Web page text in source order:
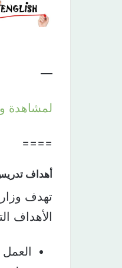
—
لمشاهدة
====
أهداف
تهدف
الأهداف